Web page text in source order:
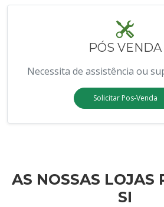
PÓS VENDA
Necessita de assistência ou
Solicitar Pos-Venda
AS NOSSAS LOJAS
SI